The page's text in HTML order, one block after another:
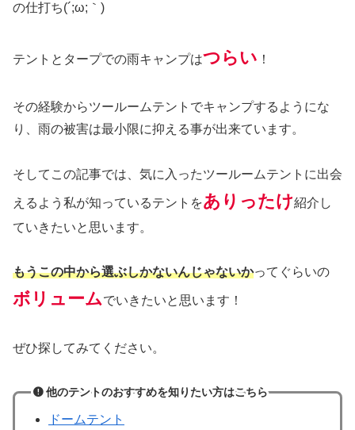
の仕打ち(´;ω;｀)
テントとタープでの雨キャンプはつらい ！
その経験からツールームテントでキャンプするようにな
り、雨の被害は最小限に抑える事が出来ています。
そしてこの記事では、気に入ったツールームテントに出会
えるよう私が知っているテントをありったけ紹介し
ていきたいと思います。
もうこの中から選ぶしかないんじゃないかってぐらいの
ボリュームでいきたいと思います！
ぜひ探してみてください。
他のテントのおすすめを知りたい方はこちら
ドームテント